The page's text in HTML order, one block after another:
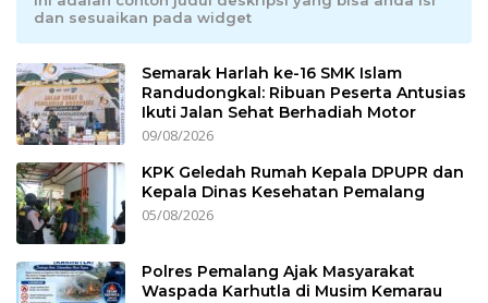
dan sesuaikan pada widget
Semarak Harlah ke-16 SMK Islam
Randudongkal: Ribuan Peserta Antusias
Ikuti Jalan Sehat Berhadiah Motor
09/08/2026
KPK Geledah Rumah Kepala DPUPR dan
Kepala Dinas Kesehatan Pemalang
05/08/2026
Polres Pemalang Ajak Masyarakat
Waspada Karhutla di Musim Kemarau